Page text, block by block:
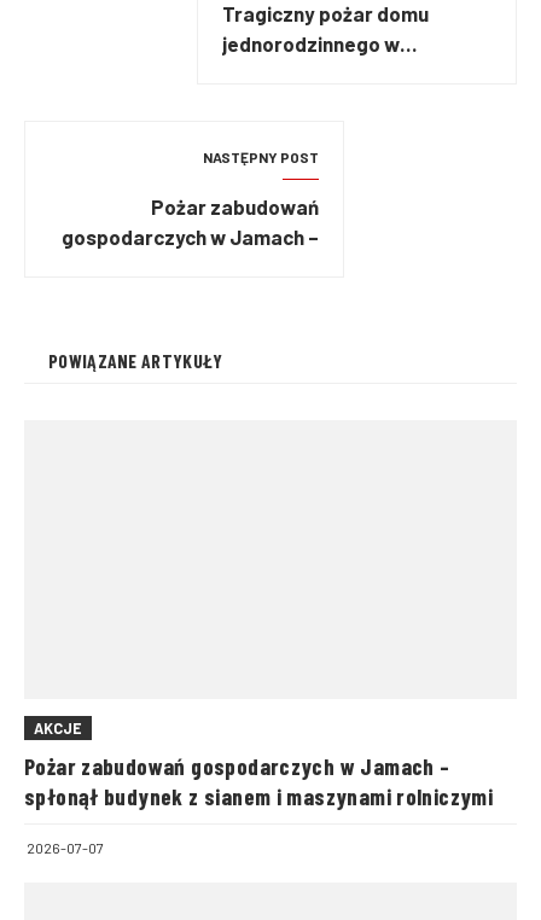
Tragiczny pożar domu
jednorodzinnego w
NASTĘPNY POST
Pożar zabudowań
gospodarczych w Jamach –
POWIĄZANE ARTYKUŁY
AKCJE
Pożar zabudowań gospodarczych w Jamach –
spłonął budynek z sianem i maszynami rolniczymi
2026-07-07